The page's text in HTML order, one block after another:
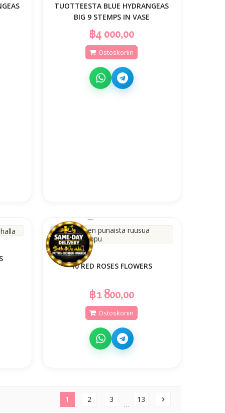
TUOTTEESTA BLUE HYDRANGEAS
BIG 9 STEMPS IN VASE
฿4 000,00
Ostoskoriin
10 RED ROSES FLOWERS
฿1 800,00
Ostoskoriin
1 2 3
…
13 chevron_right